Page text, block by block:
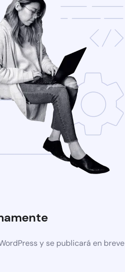
y se publicará en breve